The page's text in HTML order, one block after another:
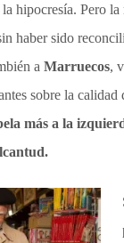
hipocresía. Pero la
haber sido
a Marruecos,
sobre la calidad
más a la